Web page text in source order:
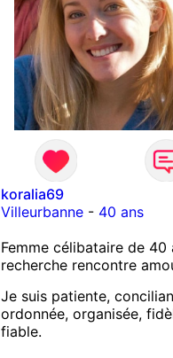
koralia69
Villeurbanne- 40 ans
Femme célibataire de 40
recherche rencontre
Je suis patiente,
ordonnée, organisée,
fiable.